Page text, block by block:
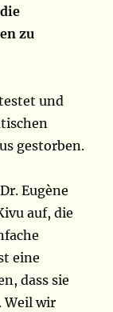
zu
und
gestorben.
Eugène
auf, die
eine
dass sie
Weil wir